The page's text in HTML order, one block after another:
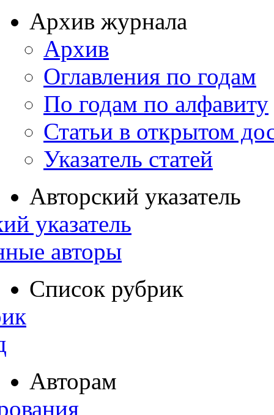
Архив журнала
Архив
Оглавления по годам
По годам по алфавиту
Статьи в открытом
Указатель статей
Авторский указатель
указатель
авторы
Список рубрик
Авторам